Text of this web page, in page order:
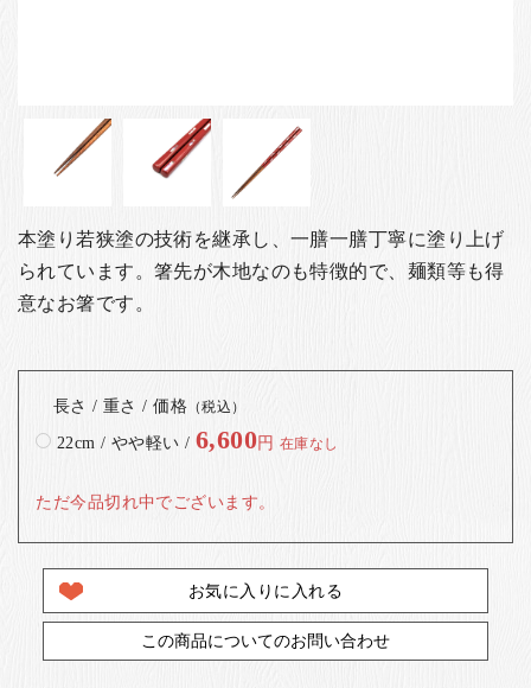
本塗り若狭塗の技術を継承し、一膳一膳丁寧に塗り上げ
られています。箸先が木地なのも特徴的で、麺類等も得
意なお箸です。
長さ / 重さ / 価格 （税込）
22cm / やや軽い / 6,600円 在庫なし
ただ今品切れ中でございます。
お気に入りに入れる
この商品についてのお問い合わせ